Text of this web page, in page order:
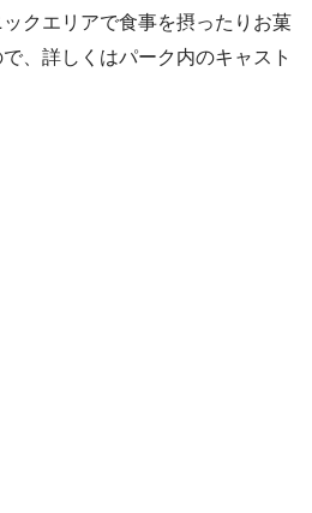
クエリアで食事を摂ったりお菓
、詳しくはパーク内のキャスト